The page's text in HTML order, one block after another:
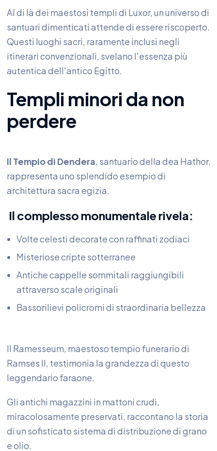
Al di là dei maestosi templi di Luxor, un universo di
santuari dimenticati attende di essere riscoperto.
Questi luoghi sacri, raramente inclusi negli
itinerari convenzionali, svelano l'essenza più
autentica dell'antico Egitto.
Templi minori da non
perdere
Il Tempio di Dendera , santuario della dea Hathor,
rappresenta uno splendido esempio di
architettura sacra egizia.
Il complesso monumentale rivela:
Volte celesti decorate con raffinati zodiaci
Misteriose cripte sotterranee
Antiche cappelle sommitali raggiungibili
attraverso scale originali
Bassorilievi policromi di straordinaria bellezza
Il Ramesseum, maestoso tempio funerario di
Ramses II, testimonia la grandezza di questo
leggendario faraone.
Gli antichi magazzini in mattoni crudi,
miracolosamente preservati, raccontano la storia
di un sofisticato sistema di distribuzione di grano
e olio.